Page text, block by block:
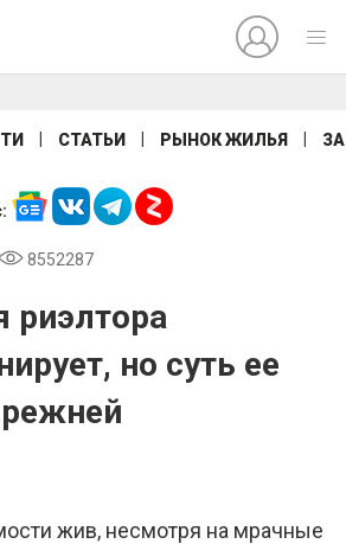
СТАТЬИ РЫНОК ЖИЛЬЯ
8552287
риэлтора
но суть ее
жив, несмотря на мрачные